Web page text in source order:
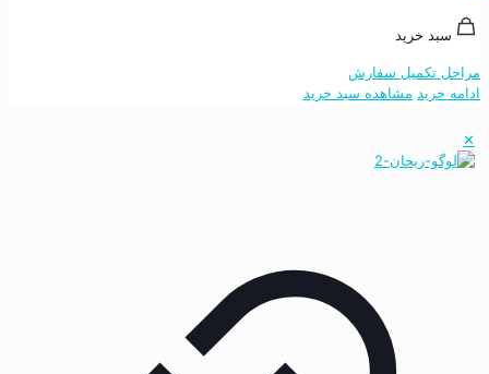
سبد خرید
مراحل تکمیل سفارش
ادامه خرید مشاهده سبد خرید
✕